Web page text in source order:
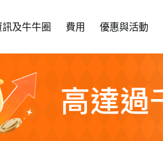
訊及牛牛圈 費用 優惠與活動